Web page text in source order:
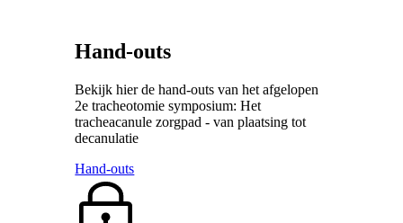
Hand-outs
Bekijk hier de hand-outs van het afgelopen
2e tracheotomie symposium: Het
tracheacanule zorgpad - van plaatsing tot
decanulatie
Hand-outs